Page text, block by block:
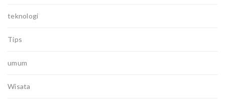
teknologi
Tips
umum
Wisata